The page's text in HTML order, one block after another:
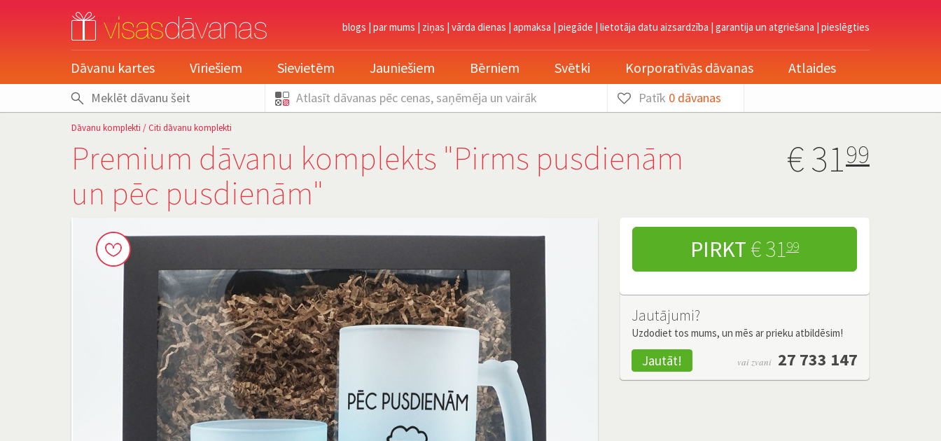
blogs | par mums | ziņas | vārda dienas | apmaksa | piegāde | lietotāja datu aizsardzība | garantija un atgriešana | pieslēgties
pieslēgties
Dāvanu kartes Vīriešiem Sievietēm Jauniešiem Bērniem Svētki Korporatīvās dāvanas Atlaides
Atlasīt dāvanas pēc cenas, saņēmēja un vairāk Patīk 0dāvanas
Dāvanu komplekti /Citi dāvanu komplekti
Premium dāvanu komplekts "Pirms pusdienām
un pēc pusdienām"
€3199
PIRKT € 3199
Jautājumi?
Uzdodiet tos mums, un mēs ar prieku atbildēsim!
Jautāt! vai zvani 27 733 147